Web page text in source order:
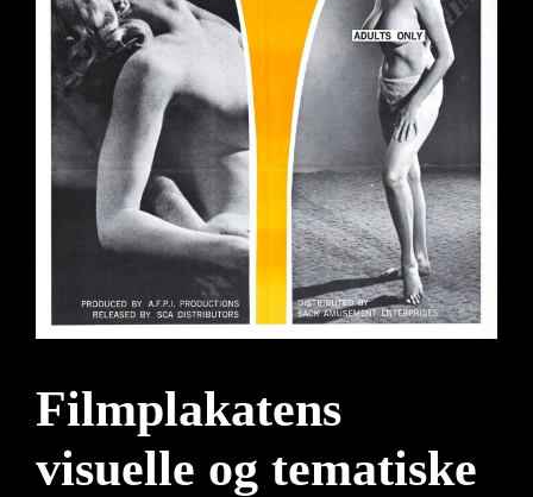
Filmplakatens
visuelle og tematiske